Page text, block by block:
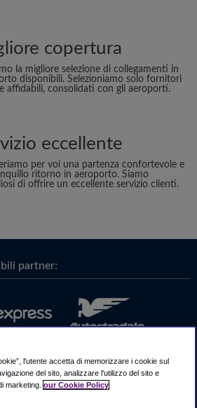
copertura
la migliore selezione di collegamenti in
disponibili. Selezioniamo solo fornitori
affidabili, consolidati con gli aeroporti.
eccellente
per voi una partenza confortevole e
ritorno in aeroporto. Siamo
di offrire un eccellente servizio clienti.
partner:
l'utente accetta di memorizzare i cookie sul
del sito, analizzare l'utilizzo del sito e
marketing. our Cookie Policy